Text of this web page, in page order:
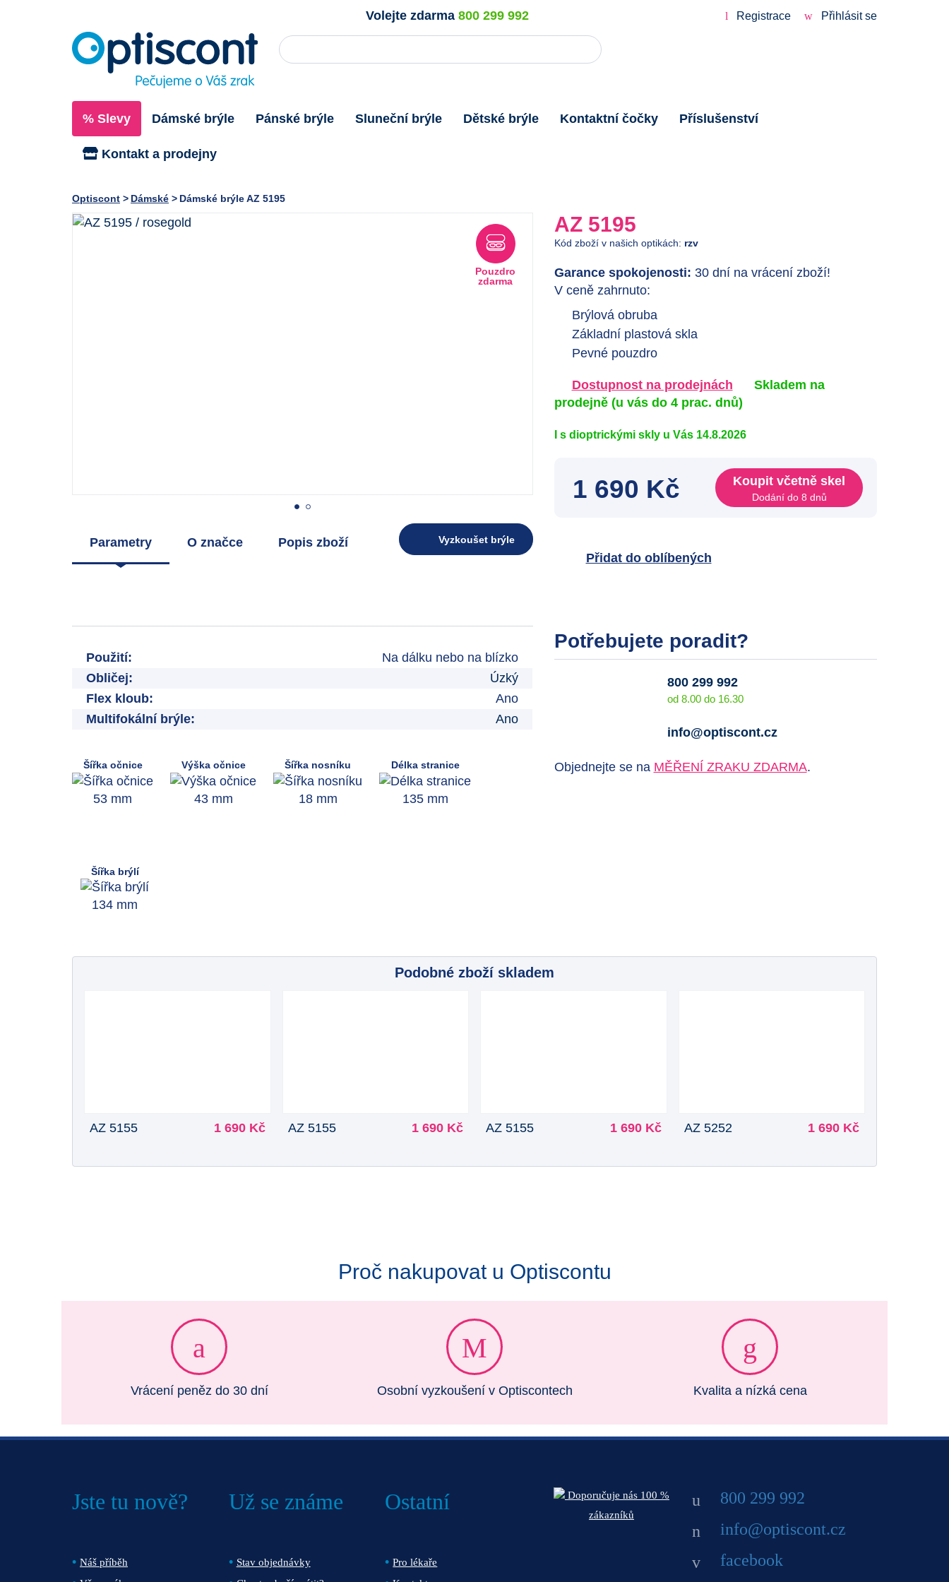
Volejte zdarma800 299 992 Registrace Přihlásit se
% Slevy Dámské brýle Pánské brýle Sluneční brýle Dětské brýle Kontaktní čočky Příslušenství
Kontakt a prodejny
Optiscont Dámské Dámské brýle AZ 5195
Pouzdro
zdarma
Vyzkoušet brýle
Parametry O značce Popis zboží
Použití:
Na dálku nebo na blízko
Obličej:
Úzký
Flex kloub:
Ano
Multifokální brýle:
Ano
Šířka očnice
53 mm
Výška očnice
43 mm
Šířka nosníku
18 mm
Délka stranice
135 mm
Šířka brýlí
134 mm
AZ 5195
Kód zboží v našich optikách: rzv
Garance spokojenosti: 30 dní na vrácení zboží!
V ceně zahrnuto:
Brýlová obruba
Základní plastová skla
Pevné pouzdro
Dostupnost na prodejnách
Skladem na
prodejně(u vás do 4 prac. dnů)
I s dioptrickými skly u Vás 14.8.2026
1 690 Kč Koupit včetně skel
Dodání do 8 dnů
Přidat do oblíbených
Potřebujete poradit?
800 299 992
od 8.00 do 16.30
info@optiscont.cz
Objednejte se na MĚŘENÍ ZRAKU ZDARMA.
Podobné zboží skladem
AZ 5155 1 690 Kč AZ 5155 1 690 Kč AZ 5155 1 690 Kč AZ 5252 1 690 Kč
Proč nakupovat u Optiscontu
Vrácení peněz do 30 dní Osobní vyzkoušení v Optiscontech Kvalita a nízká cena
Doporučuje nás 100 %
zákazníků
800 299 992
info@optiscont.cz
facebook
Jste tu nově?
Náš příběh
Už se známe
Stav objednávky
Ostatní
Pro lékaře